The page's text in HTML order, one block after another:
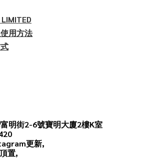
用方法
明街2-6號寶明大廈2樓K室
更新,
置,